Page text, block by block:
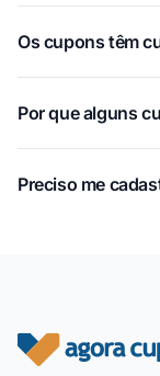
Os cupons têm
Por que alguns
Preciso me
Rodapé do